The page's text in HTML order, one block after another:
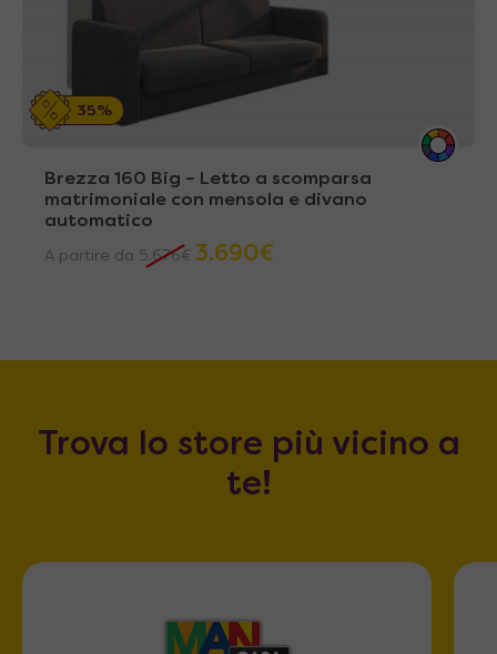
35%
Brezza 160 Big – Letto a scomparsa
matrimoniale con mensola e divano
automatico
A partire da 5.676€ 3.690€
Trova lo store più vicino a
te!